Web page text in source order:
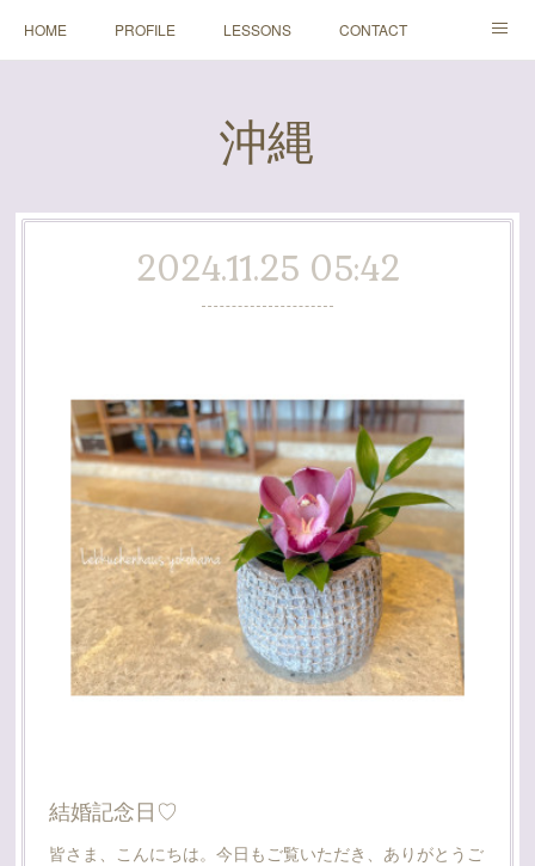
HOME PROFILE LESSONS CONTACT
沖縄
2024.11.25 05:42
結婚記念日♡
皆さま、こんにちは。今日もご覧いただき、ありがとうご